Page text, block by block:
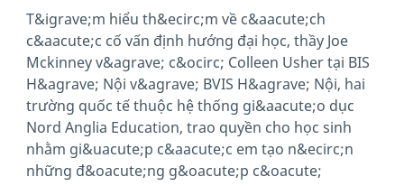
T&igrave;m hiểu th&ecirc;m về c&aacute;ch
c&aacute;c cố vấn định hướng đại học, thầy Joe
Mckinney v&agrave; c&ocirc; Colleen Usher tại BIS
H&agrave; Nội v&agrave; BVIS H&agrave; Nội, hai
trường quốc tế thuộc hệ thống gi&aacute;o dục
Nord Anglia Education, trao quyền cho học sinh
nhằm gi&uacute;p c&aacute;c em tạo n&ecirc;n
những đ&oacute;ng g&oacute;p c&oacute;